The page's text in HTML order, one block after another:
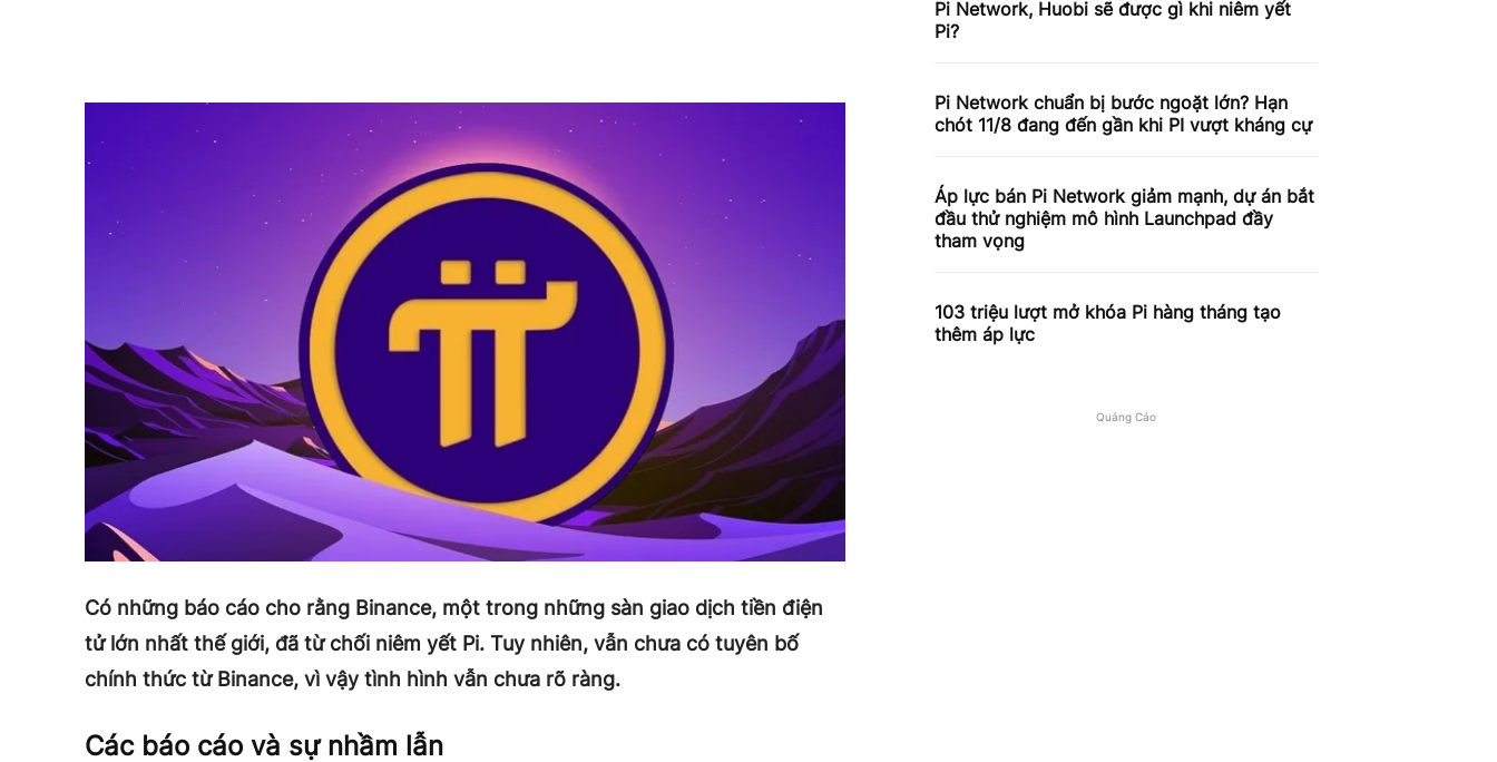
Có những báo cáo cho rằng Binance, một trong những sàn giao dịch tiền điện
tử lớn nhất thế giới, đã từ chối niêm yết Pi. Tuy nhiên, vẫn chưa có tuyên bố
chính thức từ Binance, vì vậy tình hình vẫn chưa rõ ràng.
Các báo cáo và sự nhầm lẫn
Pi Network, Huobi sẽ được gì khi niêm yết
Pi?
Pi Network chuẩn bị bước ngoặt lớn? Hạn
chót 11/8 đang đến gần khi PI vượt kháng cự
Áp lực bán Pi Network giảm mạnh, dự án bắt
đầu thử nghiệm mô hình Launchpad đầy
tham vọng
103 triệu lượt mở khóa Pi hàng tháng tạo
thêm áp lực
Quảng Cáo